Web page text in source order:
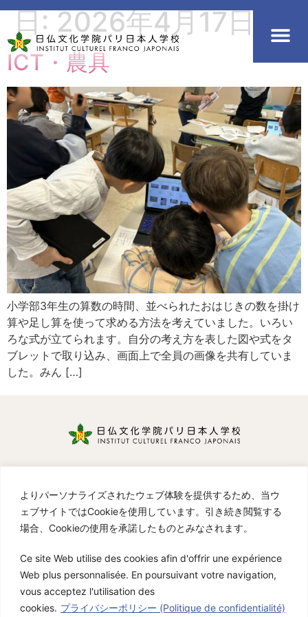
よりパーソナライズされたウェブ体験を提供するため、当ウ
ェブサイトではCookieを使用しています。引き続き閲覧する
場合、Cookieの使用を承諾したものとみなされます。
Ce site Web utilise des cookies afin d'offrir une expérience
Web plus personnalisée. En poursuivant votre navigation,
vous acceptez l'utilisation des
cookies. プライバシーポリシー (Politique de confidentialité)
日:2026年4月17日
ICT・農具
小学部3年生の算数の時間、並べられたおはじきの数を掛け
算や足し算を使って求める方法を考えていました。いろい
ろな式が立てられます。自分の考え方を表した図や式をタ
ブレットで取り込み、画面上で全員の画像を共有していま
した。みん […]
リンク
プライバシーポリシー／Politique de confidentialité
Instagram Institut Culturel Franco-Japonais パリ
日本人学校
Cours de Japonais et ateliers en lien avec la culture
japonaise
Venez nombreux